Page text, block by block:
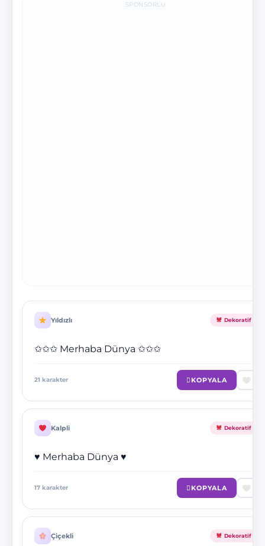
SPONSORLU
Yıldızlı Dekoratif
✩✩✩ Merhaba Dünya ✩✩✩
21 karakter KOPYALA
Kalpli Dekoratif
♥ Merhaba Dünya ♥
17 karakter KOPYALA
Çiçekli Dekoratif